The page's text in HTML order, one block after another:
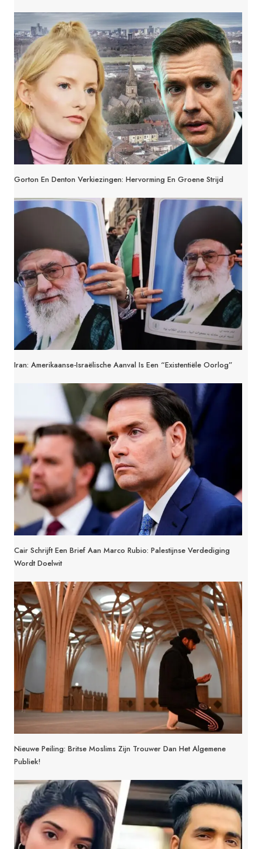
Gorton En Denton Verkiezingen: Hervorming En Groene Strijd
Iran: Amerikaanse-Israëlische Aanval Is Een “existentiële Oorlog”
Cair Schrijft Een Brief Aan Marco Rubio: Palestijnse Verdediging
Wordt Doelwit
Nieuwe Peiling: Britse Moslims Zijn Trouwer Dan Het Algemene
Publiek!